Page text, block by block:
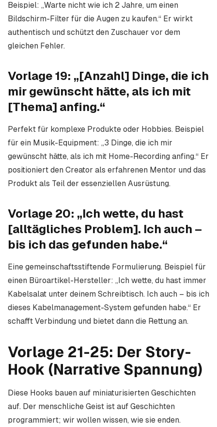
Beispiel: „Warte nicht wie ich 2 Jahre, um einen
Bildschirm-Filter für die Augen zu kaufen.“ Er wirkt
authentisch und schützt den Zuschauer vor dem
gleichen Fehler.
Vorlage 19: „[Anzahl] Dinge, die ich
mir gewünscht hätte, als ich mit
[Thema] anfing.“
Perfekt für komplexe Produkte oder Hobbies. Beispiel
für ein Musik-Equipment: „3 Dinge, die ich mir
gewünscht hätte, als ich mit Home-Recording anfing.“ Er
positioniert den Creator als erfahrenen Mentor und das
Produkt als Teil der essenziellen Ausrüstung.
Vorlage 20: „Ich wette, du hast
[alltägliches Problem]. Ich auch –
bis ich das gefunden habe.“
Eine gemeinschaftsstiftende Formulierung. Beispiel für
einen Büroartikel-Hersteller: „Ich wette, du hast immer
Kabelsalat unter deinem Schreibtisch. Ich auch – bis ich
dieses Kabelmanagement-System gefunden habe.“ Er
schafft Verbindung und bietet dann die Rettung an.
Vorlage 21-25: Der Story-
Hook (Narrative Spannung)
Diese Hooks bauen auf miniaturisierten Geschichten
auf. Der menschliche Geist ist auf Geschichten
programmiert; wir wollen wissen, wie sie enden.